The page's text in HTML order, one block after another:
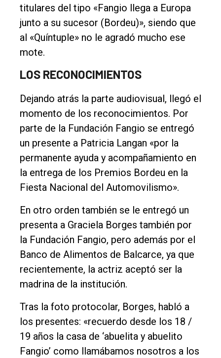
titulares del tipo «Fangio llega a Europa
junto a su sucesor (Bordeu)», siendo que
al «Quíntuple» no le agradó mucho ese
mote.
LOS RECONOCIMIENTOS
Dejando atrás la parte audiovisual, llegó el
momento de los reconocimientos. Por
parte de la Fundación Fangio se entregó
un presente a Patricia Langan «por la
permanente ayuda y acompañamiento en
la entrega de los Premios Bordeu en la
Fiesta Nacional del Automovilismo».
En otro orden también se le entregó un
presenta a Graciela Borges también por
la Fundación Fangio, pero además por el
Banco de Alimentos de Balcarce, ya que
recientemente, la actriz aceptó ser la
madrina de la institución.
Tras la foto protocolar, Borges, habló a
los presentes: «recuerdo desde los 18 /
19 años la casa de ‘abuelita y abuelito
Fangio’ como llamábamos nosotros a los